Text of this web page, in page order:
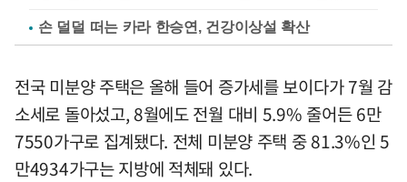
손 덜덜 떠는 카라 한승연, 건강이상설 확산
전국 미분양 주택은 올해 들어 증가세를 보이다가 7월 감
소세로 돌아섰고, 8월에도 전월 대비 5.9% 줄어든 6만
7550가구로 집계됐다. 전체 미분양 주택 중 81.3%인 5
만4934가구는 지방에 적체돼 있다.